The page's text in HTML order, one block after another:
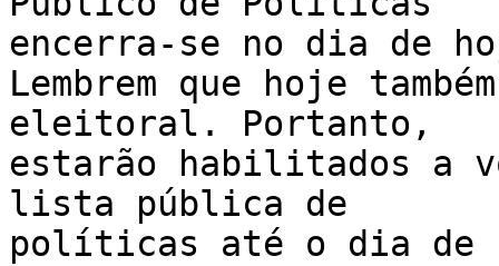
encerra-se no dia de
Lembrem que hoje
eleitoral. Portanto,
estarão habilitados a
lista pública de
políticas até o dia de